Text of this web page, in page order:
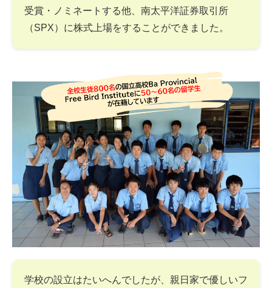
受賞・ノミネートする他、南太平洋証券取引所
（SPX）に株式上場をすることができました。
学校の設立はたいへんでしたが、親日家で優しいフ